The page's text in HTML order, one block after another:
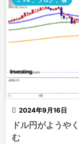
 2024年9月16日
ドル円がようや
む